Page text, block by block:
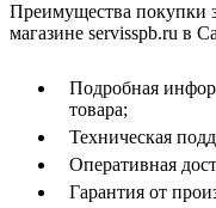
Преимущества покупки
магазине servisspb.ru в
Подробная
товара;
Техническая
Оперативная
Гарантия от